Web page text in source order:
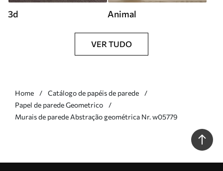
3d Animal
VER TUDO
Home
Catálogo de papéis de parede
Papel de parede Geometrico
Murais de parede Abstração geométrica Nr. w05779